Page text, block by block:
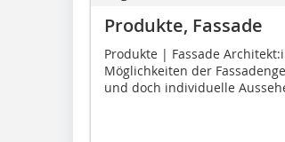
Produkte, Fassade
Produkte | Fassade
Möglichkeiten der
und doch individuelle